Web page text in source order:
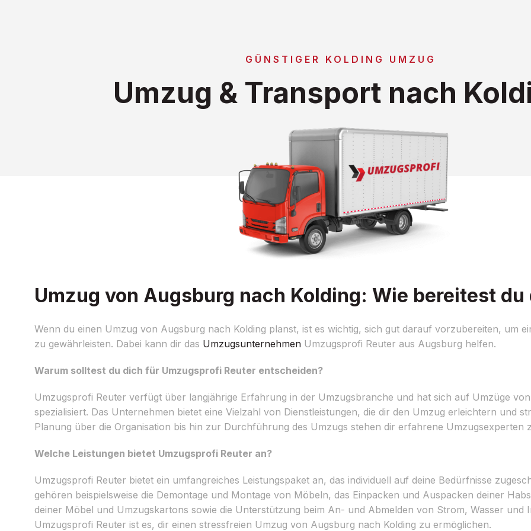
GÜNSTIGER KOLDING UMZUG
Umzug & Transport nach
Umzug von Augsburg nach Kolding: Wie bereitest du
Wenn du einen Umzug von Augsburg nach Kolding planst, ist es wichtig, sich gut darauf vorzubereiten, um
zu gewährleisten. Dabei kann dir das Umzugsunternehmen Umzugsprofi Reuter aus Augsburg helfen.
Warum solltest du dich für Umzugsprofi Reuter entscheiden?
Umzugsprofi Reuter verfügt über langjährige Erfahrung in der Umzugsbranche und hat sich auf Umzüge
spezialisiert. Das Unternehmen bietet eine Vielzahl von Dienstleistungen, die dir den Umzug erleichtern und
Planung über die Organisation bis hin zur Durchführung des Umzugs stehen dir erfahrene Umzugsexperten
Welche Leistungen bietet Umzugsprofi Reuter an?
Umzugsprofi Reuter bietet ein umfangreiches Leistungspaket an, das individuell auf deine Bedürfnisse
gehören beispielsweise die Demontage und Montage von Möbeln, das Einpacken und Auspacken deiner
deiner Möbel und Umzugskartons sowie die Unterstützung beim An- und Abmelden von Strom, Wasser und
Umzugsprofi Reuter ist es, dir einen stressfreien Umzug von Augsburg nach Kolding zu ermöglichen.